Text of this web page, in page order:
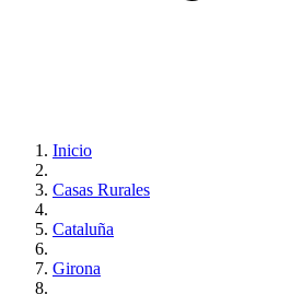
Inicio
Casas Rurales
Cataluña
Girona